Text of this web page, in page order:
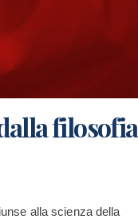
filosofia
alla scienza della